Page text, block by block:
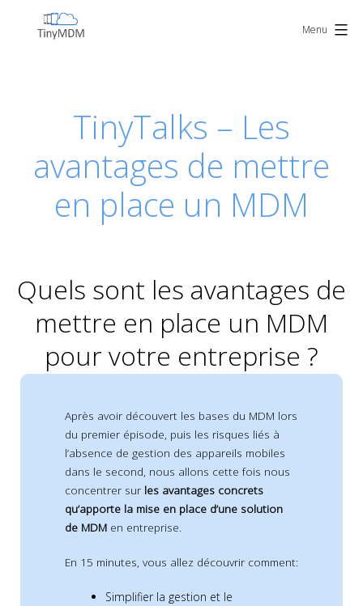
TinyMDM Menu
TinyTalks – Les
avantages de mettre
en place un MDM
Quels sont les avantages de
mettre en place un MDM
pour votre entreprise ?
Après avoir découvert les bases du MDM lors
du premier épisode, puis les risques liés à
l’absence de gestion des appareils mobiles
dans le second, nous allons cette fois nous
concentrer sur les avantages concrets
qu’apporte la mise en place d’une solution
de MDM en entreprise.
En 15 minutes, vous allez découvrir comment:
Simplifier la gestion et le